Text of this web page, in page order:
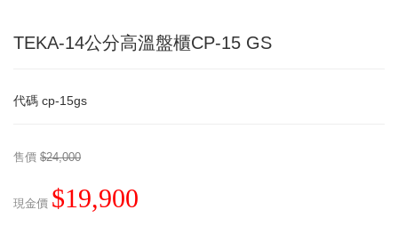
TEKA-14公分高溫盤櫃CP-15 GS
代碼 cp-15gs
售價 $24,000
現金價 $19,900